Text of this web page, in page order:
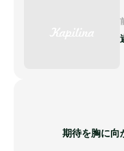
期待を胸に向